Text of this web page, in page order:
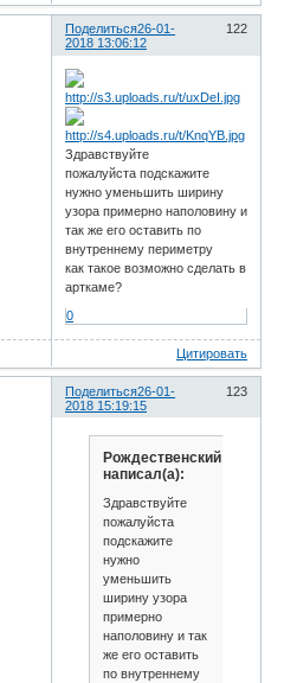
Поделиться 122
26-01-
2018 13:06:12
Здравствуйте
пожалуйста подскажите
нужно уменьшить ширину
узора примерно наполовину и
так же его оставить по
внутреннему периметру
как такое возможно сделать в
арткаме?
0
Цитировать
Поделиться 123
26-01-
2018 15:19:15
Рождественский
написал(а):
Здравствуйте
пожалуйста
подскажите
нужно
уменьшить
ширину узора
примерно
наполовину и так
же его оставить
по внутреннему